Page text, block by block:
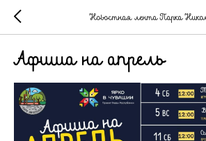
Новостная лента Парка
Афиша на апрель